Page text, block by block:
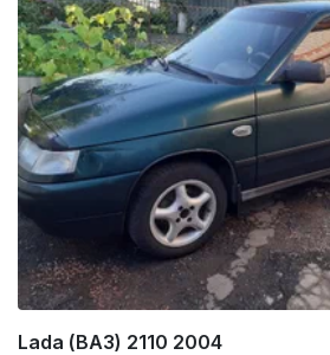
Lada (ВАЗ) 2110 2004